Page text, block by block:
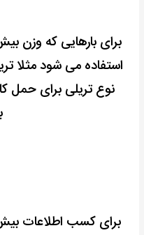
استفاده می شود مثلا
نوع تریلی برای
برای کسب اطلاعات